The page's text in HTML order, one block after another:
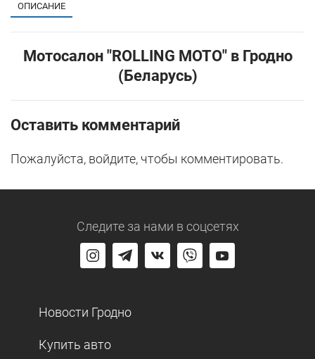
ОПИСАНИЕ
Мотосалон "ROLLING MOTO" в Гродно
(Беларусь)
Оставить комментарий
Пожалуйста, войдите, чтобы комментировать.
Следите за нами в соцсетях
Новости Гродно
Купить авто